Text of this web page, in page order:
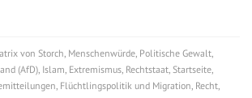
von Storch Menschenwürde Politische Gewalt
(AfD) Islam Extremismus Rechtstaat Startseite
Flüchtlingspolitik und Migration Recht